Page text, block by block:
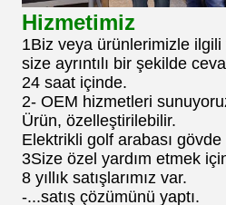
Hizmetimiz
1Biz veya ürünlerimizle ilgili
size ayrıntılı bir şekilde
24 saat içinde.
2- OEM hizmetleri
Ürün, özelleştirilebilir.
Elektrikli golf arabası
3Size özel yardım etmek
8 yıllık satışlarımız var.
-...satış çözümünü yaptı.